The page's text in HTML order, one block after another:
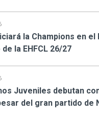
la Champions en el
la EHFCL 26/27
Juveniles debutan
del gran partido de